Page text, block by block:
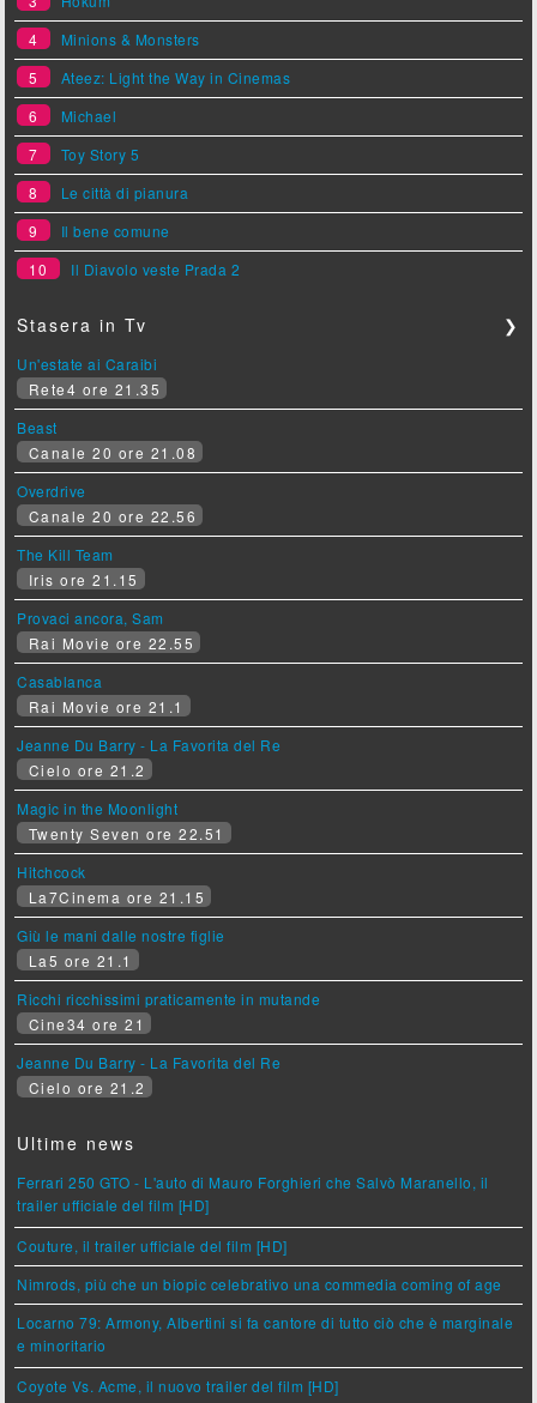
4
Minions & Monsters
5
Ateez: Light the Way in Cinemas
6
Michael
7
Toy Story 5
8
Le città di pianura
9
Il bene comune
10
Il Diavolo veste Prada 2
Stasera in Tv ❯
Un'estate ai Caraibi
Rete4 ore 21.35
Beast
Canale 20 ore 21.08
Overdrive
Canale 20 ore 22.56
The Kill Team
Iris ore 21.15
Provaci ancora, Sam
Rai Movie ore 22.55
Casablanca
Rai Movie ore 21.1
Jeanne Du Barry - La Favorita del Re
Cielo ore 21.2
Magic in the Moonlight
Twenty Seven ore 22.51
Hitchcock
La7Cinema ore 21.15
Giù le mani dalle nostre figlie
La5 ore 21.1
Ricchi ricchissimi praticamente in mutande
Cine34 ore 21
Jeanne Du Barry - La Favorita del Re
Cielo ore 21.2
Ultime news
Ferrari 250 GTO - L'auto di Mauro Forghieri che Salvò Maranello, il
trailer ufficiale del film [HD]
Couture, il trailer ufficiale del film [HD]
Nimrods, più che un biopic celebrativo una commedia coming of age
Locarno 79: Armony, Albertini si fa cantore di tutto ciò che è marginale
e minoritario
Coyote Vs. Acme, il nuovo trailer del film [HD]